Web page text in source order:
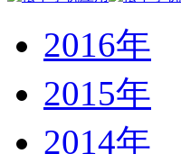
2016年
2015年
2014年